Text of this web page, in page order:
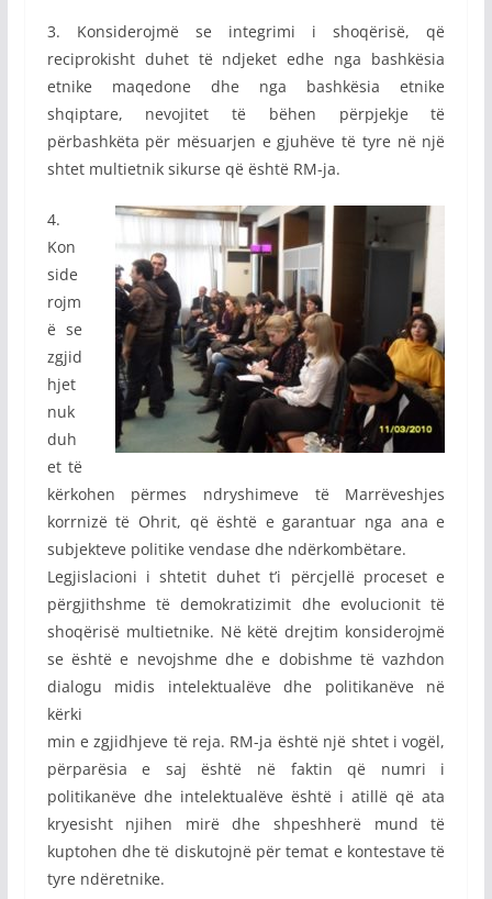
3. Konsiderojmë se integrimi i shoqërisë, që
reciprokisht duhet të ndjeket edhe nga bashkësia
etnike maqedone dhe nga bashkësia etnike
shqiptare, nevojitet të bëhen përpjekje të
përbashkëta për mësuarjen e gjuhëve të tyre në një
shtet multietnik sikurse që është RM-ja.
4.
Kon
side
rojm
ë se
zgjid
hjet
nuk
duh
et të
kërkohen përmes ndryshimeve të Marrëveshjes
korrnizë të Ohrit, që është e garantuar nga ana e
subjekteve politike vendase dhe ndërkombëtare.
Legjislacioni i shtetit duhet t’i përcjellë proceset e
përgjithshme të demokratizimit dhe evolucionit të
shoqërisë multietnike. Në këtë drejtim konsiderojmë
se është e nevojshme dhe e dobishme të vazhdon
dialogu midis intelektualëve dhe politikanëve në
kërki
min e zgjidhjeve të reja. RM-ja është një shtet i vogël,
përparësia e saj është në faktin që numri i
politikanëve dhe intelektualëve është i atillë që ata
kryesisht njihen mirë dhe shpeshherë mund të
kuptohen dhe të diskutojnë për temat e kontestave të
tyre ndëretnike.